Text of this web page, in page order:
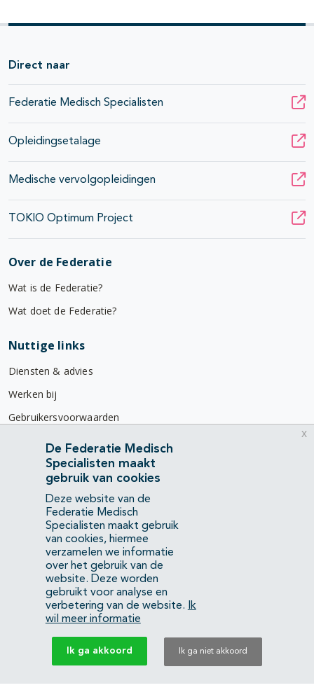
Direct naar
Federatie Medisch Specialisten
Opleidingsetalage
Medische vervolgopleidingen
TOKIO Optimum Project
Over de Federatie
Wat is de Federatie?
Wat doet de Federatie?
Nuttige links
Diensten & advies
Werken bij
Gebruikersvoorwaarden
Privacyverklaring
Contact
Mercatorlaan 1200
3528 BL Utrecht
(088) 505 34 34
info@richtlijnendatabase.nl
YouTubeLinkedIn
KvK Federatie Medisch Specialisten:40483480
Privacyverklaring
De Federatie Medisch
Specialisten maakt
gebruik van cookies
Deze website van de
Federatie Medisch
Specialisten maakt gebruik
van cookies, hiermee
verzamelen we informatie
over het gebruik van de
website. Deze worden
gebruikt voor analyse en
verbetering van de website.
Ik
wil meer informatie
Ik ga akkoord Ik ga niet akkoord
x